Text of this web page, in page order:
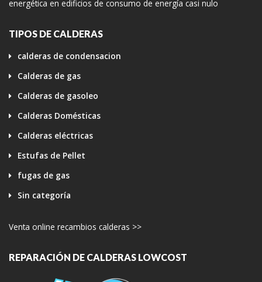
energética en edificios de consumo de energía casi nulo
TIPOS DE CALDERAS
calderas de condensacion
Calderas de gas
Calderas de gasoleo
Calderas Domésticas
Calderas eléctricas
Estufas de Pellet
fugas de gas
Sin categoría
Venta online recambios calderas >>
REPARACIÓN DE CALDERAS LOWCOST